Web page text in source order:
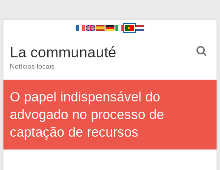
La communauté
Notícias locais
O papel indispensável do
advogado no processo de
captação de recursos